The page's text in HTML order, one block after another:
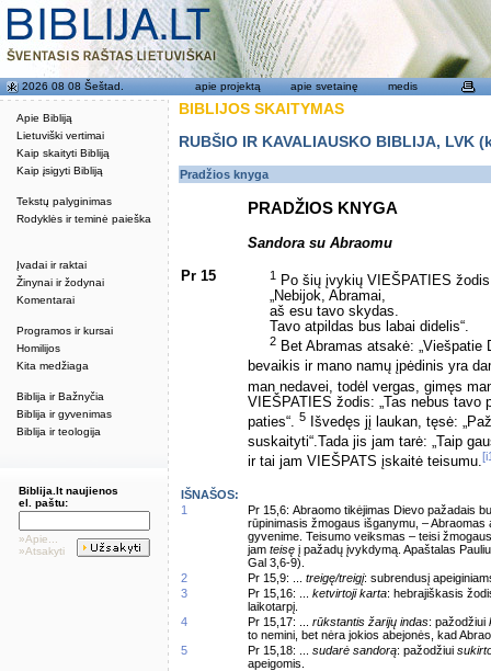
Apie Bibliją
Lietuviški vertimai
Kaip skaityti Bibliją
Kaip įsigyti Bibliją
Tekstų palyginimas
Rodyklės ir teminė paieška
Įvadai ir raktai
Žinynai ir žodynai
Komentarai
Programos ir kursai
Homilijos
Kita medžiaga
Biblija ir Bažnyčia
Biblija ir gyvenimas
Biblija ir teologija
2026 08 08 Šeštad. apie projektą apie svetainę medis
Biblija.lt naujienos
el. paštu:
»Apie...
»Atsakyti
BIBLIJOS SKAITYMAS
RUBŠIO IR KAVALIAUSKO BIBLIJA,
Pradžios knyga
PRADŽIOS KNYGA
Sandora su Abraomu
Pr 15 1
Po šių įvykių VIEŠPATIES
„Nebijok, Abramai,
aš esu tavo skydas.
Tavo atpildas bus labai didelis“.
2 Bet Abramas atsakė:
bevaikis ir mano namų įpėdinis yra
man nedavei, todėl vergas, gimęs
VIEŠPATIES žodis: „Tas nebus
paties“. 5 Išvedęs jį laukan, tęsė:
suskaityti“.Tada jis jam tarė: „Taip
ir tai jam VIEŠPATS įskaitė teisumu.
IŠNAŠOS:
1
Pr 15,6: Abraomo tikėjimas Dievo pažadais
rūpinimasis žmogaus išganymu, –
gyvenime. Teisumo veiksmas – teisi
jam teisę į pažadų įvykdymą. Apaštalas
Gal 3,6-9).
2
Pr 15,9: ... treigę/treigį: subrendusį
3
Pr 15,16: ... ketvirtoji karta: hebrajiškasis
laikotarpį.
4
Pr 15,17: ... rūkstantis žarijų indas: pažodžiui
to nemini, bet nėra jokios abejonės, kad
5
Pr 15,18: ... sudarė sandorą: pažodžiui
apeigomis.